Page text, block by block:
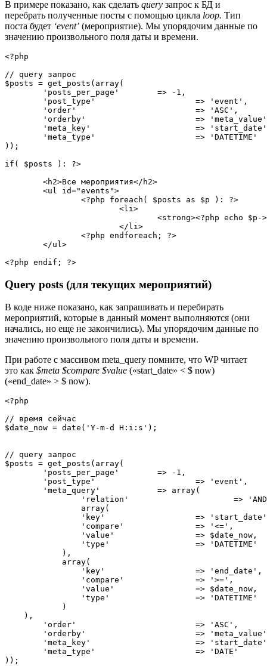
В примере показано, как сделать query запрос к БД и
перебрать полученные посты с помощью цикла loop. Тип
поста будет ‘event’ (мероприятие). Мы упорядочим данные по
значению произвольного поля даты и времени.
<?php
// query запрос
$posts = get_posts ( array(
'posts_per_page'
=> - 1 ,
'post_type'
=> 'event' ,
'order'
=> 'ASC' ,
'orderby'
=>
'meta_value'
'meta_key'
=>
'start_date'
'meta_type'
=>
'DATETIME'
) ) ;
if ( $posts ) :
?>
<h2>Все мероприятия</ h2>
<ul id="events ">
<?php
foreach ( $posts as $p ) :
?>
<li>
<strong><?php echo $p ->
</ li>
<?php endforeach ;
?>
</ul>
<?php endif ; ?>
Query posts (для текущих мероприятий)
В коде ниже показано, как запрашивать и перебирать
мероприятий, которые в данный момент выполняются (они
начались, но еще не закончились). Мы упорядочим данные по
значению произвольного поля даты и времени.
При работе с массивом meta_query помните, что WP читает
это как $meta $compare $value («start_date» < $ now)
(«end_date» > $ now).
<?php
// время сейчас
$date_now = date ( 'Y-m-d H:i:s' ) ;
// query запрос
$posts = get_posts ( array(
'posts_per_page'
=> - 1 ,
'post_type'
=> 'event' ,
'meta_query'
=> array(
'relation'
=>
array(
'key'
=>
'start_date'
'compare'
=> '<=' ,
'value'
=> $date_now ,
'type'
=>
'DATETIME'
) ,
array(
'key'
=> 'end_date' ,
'compare'
=> '>=' ,
'value'
=> $date_now ,
'type'
=>
'DATETIME'
)
) ,
'order'
=> 'ASC' ,
'orderby'
=>
'meta_value'
'meta_key'
=>
'start_date'
'meta_type'
=>
'DATE'
) ) ;